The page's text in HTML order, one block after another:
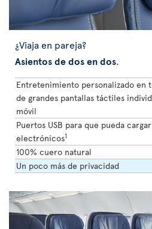
¿Viaja en pareja?
Asientos de dos en dos.
Entretenimiento personalizado en
de grandes pantallas táctiles
móvil
Puertos USB para que pueda
electrónicos1
100% cuero natural
Un poco más de privacidad